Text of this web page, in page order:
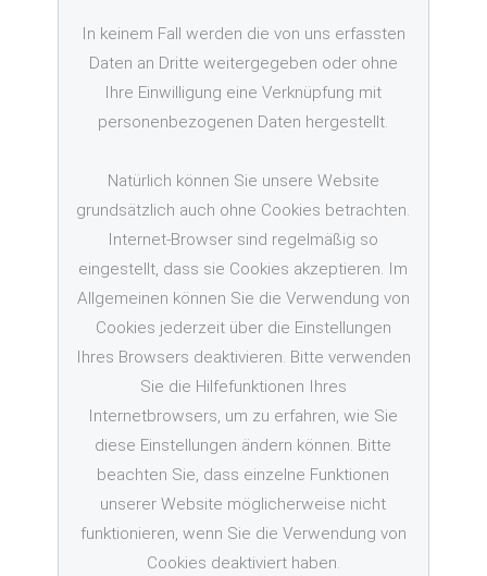
In keinem Fall werden die von uns erfassten
Daten an Dritte weitergegeben oder ohne
Ihre Einwilligung eine Verknüpfung mit
personenbezogenen Daten hergestellt.
Natürlich können Sie unsere Website
grundsätzlich auch ohne Cookies betrachten.
Internet-Browser sind regelmäßig so
eingestellt, dass sie Cookies akzeptieren. Im
Allgemeinen können Sie die Verwendung von
Cookies jederzeit über die Einstellungen
Ihres Browsers deaktivieren. Bitte verwenden
Sie die Hilfefunktionen Ihres
Internetbrowsers, um zu erfahren, wie Sie
diese Einstellungen ändern können. Bitte
beachten Sie, dass einzelne Funktionen
unserer Website möglicherweise nicht
funktionieren, wenn Sie die Verwendung von
Cookies deaktiviert haben.